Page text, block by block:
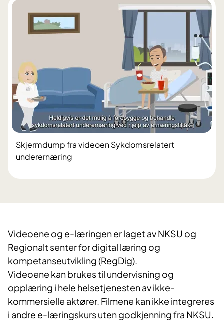
Skjermdump fra videoen Sykdomsrelatert
underernæring
Videoene og e-læringen er laget av NKSU og
Regionalt senter for digital læring og
kompetanseutvikling (RegDig).
Videoene kan brukes til undervisning og
opplæring i hele helsetjenesten av ikke-
kommersielle aktører. Filmene kan ikke integreres
i andre e-læringskurs uten godkjenning fra NKSU.